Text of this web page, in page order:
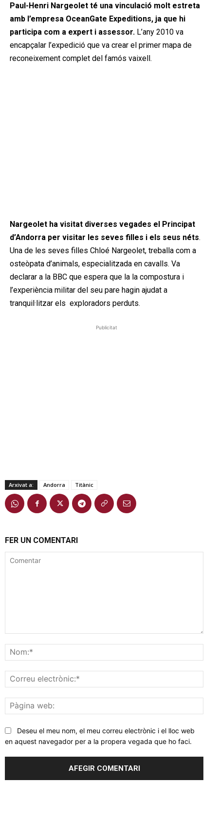
Paul-Henri Nargeolet té una vinculació molt estreta
amb l’empresa OceanGate Expeditions, ja que hi
participa com a expert i assessor. L’any 2010 va
encapçalar l’expedició que va crear el primer mapa de
reconeixement complet del famós vaixell.
Nargeolet ha visitat diverses vegades el Principat
d’Andorra per visitar les seves filles i els seus néts. ​
Una de les seves filles Chloé Nargeolet, treballa com a
osteòpata d’animals, especialitzada en cavalls. Va
declarar a la BBC que espera que la la compostura i
l’experiència militar del seu pare hagin ajudat a
tranquil·litzar els exploradors perduts.
Publicitat
Arxivat a: Andorra Titànic
FER UN COMENTARI
web:
Deseu el meu nom, el meu correu electrònic i el lloc web
en aquest navegador per a la propera vegada que ho faci.